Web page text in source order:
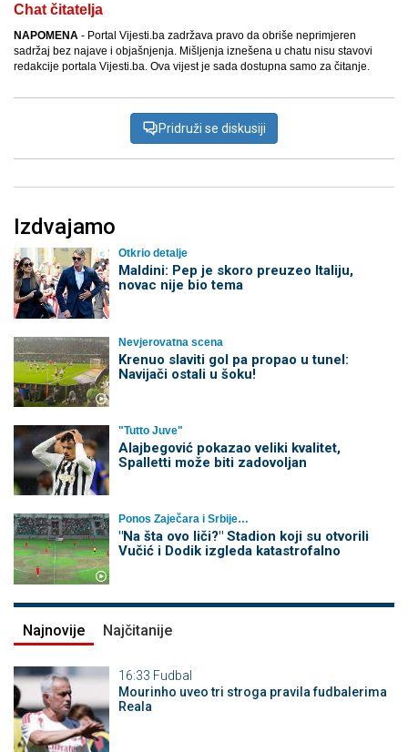
Chat čitatelja
NAPOMENA - Portal Vijesti.ba zadržava pravo da obriše neprimjeren
sadržaj bez najave i objašnjenja. Mišljenja iznešena u chatu nisu stavovi
redakcije portala Vijesti.ba. Ova vijest je sada dostupna samo za čitanje.
Pridruži se diskusiji
Izdvajamo
Otkrio detalje
Maldini: Pep je skoro preuzeo Italiju,
novac nije bio tema
Nevjerovatna scena
Krenuo slaviti gol pa propao u tunel:
Navijači ostali u šoku!
"Tutto Juve"
Alajbegović pokazao veliki kvalitet,
Spalletti može biti zadovoljan
Ponos Zaječara i Srbije…
"Na šta ovo liči?" Stadion koji su otvorili
Vučić i Dodik izgleda katastrofalno
Najnovije Najčitanije
16:33 Fudbal
Mourinho uveo tri stroga pravila fudbalerima
Reala